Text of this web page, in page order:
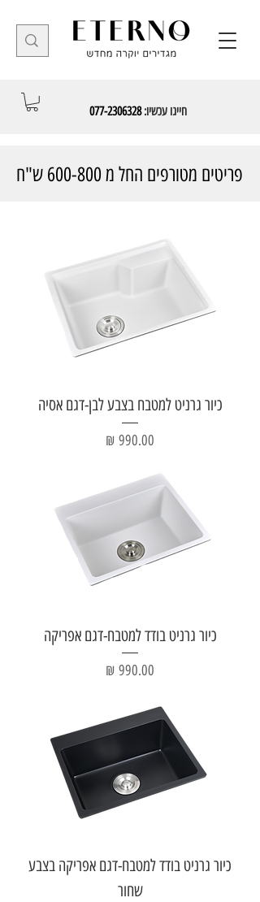
חייגו עכשיו:077-2306328
פריטים מטורפים החל מ 600-800 ש"ח
כיור גרניט למטבח בצבע לבן-דגם אסיה
מחיר
כיור גרניט בודד למטבח-דגם אפריקה
מחיר
כיור גרניט בודד למטבח-דגם אפריקה בצבע
שחור